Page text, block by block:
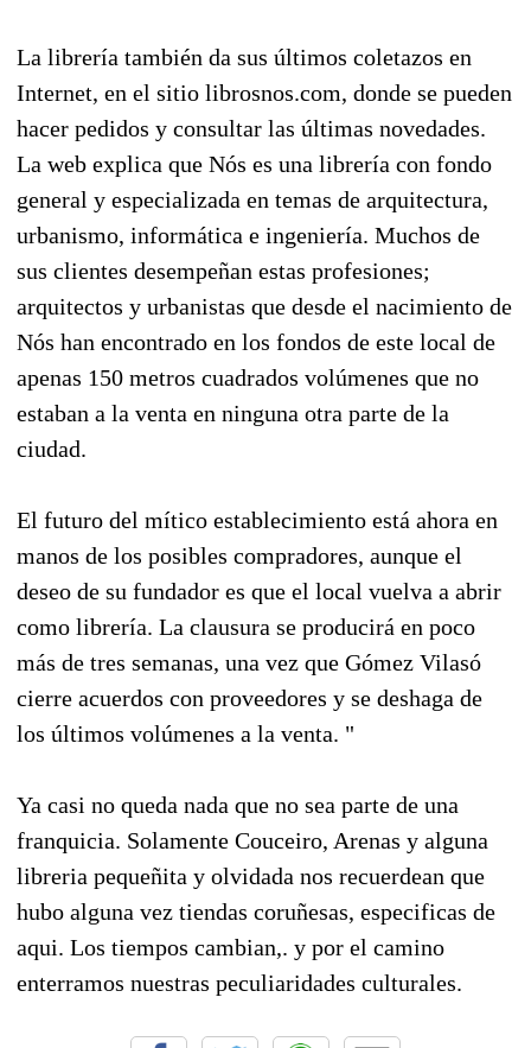
La librería también da sus últimos coletazos en
Internet, en el sitio librosnos.com, donde se pueden
hacer pedidos y consultar las últimas novedades.
La web explica que Nós es una librería con fondo
general y especializada en temas de arquitectura,
urbanismo, informática e ingeniería. Muchos de
sus clientes desempeñan estas profesiones;
arquitectos y urbanistas que desde el nacimiento de
Nós han encontrado en los fondos de este local de
apenas 150 metros cuadrados volúmenes que no
estaban a la venta en ninguna otra parte de la
ciudad.
El futuro del mítico establecimiento está ahora en
manos de los posibles compradores, aunque el
deseo de su fundador es que el local vuelva a abrir
como librería. La clausura se producirá en poco
más de tres semanas, una vez que Gómez Vilasó
cierre acuerdos con proveedores y se deshaga de
los últimos volúmenes a la venta. "
Ya casi no queda nada que no sea parte de una
franquicia. Solamente Couceiro, Arenas y alguna
libreria pequeñita y olvidada nos recuerdean que
hubo alguna vez tiendas coruñesas, especificas de
aqui. Los tiempos cambian,. y por el camino
enterramos nuestras peculiaridades culturales.